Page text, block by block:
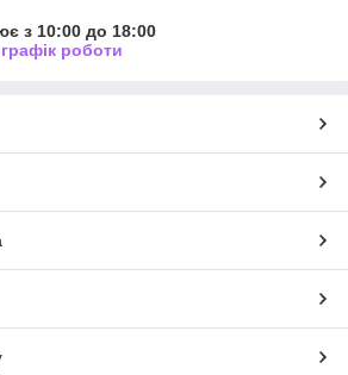
з 10:00 до 18:00
роботи